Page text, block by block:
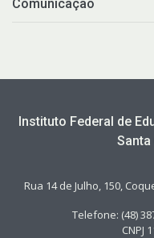
Comunicação
Instituto Federal de
Santa
Rua 14 de Julho, 150,
Telefone: (48)
CNPJ